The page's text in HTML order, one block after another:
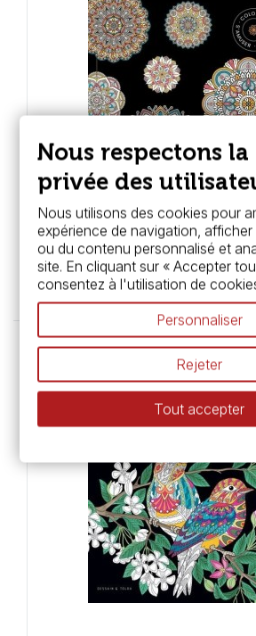
Black coloriage -
6,95 €
Nous respectons la
privée des
Nous utilisons des cookies pour
expérience de navigation,
ou du contenu personnalisé et
site. En cliquant sur « Accepter
consentez à l'utilisation de
Personnaliser
Rejeter
Tout accepter